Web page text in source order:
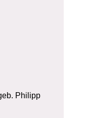
Philipp